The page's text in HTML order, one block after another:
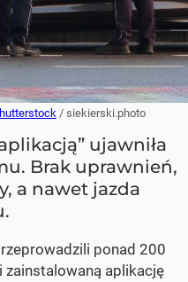
/ siekierski.photo
ujawniła
Brak uprawnień,
a nawet jazda
ponad 200
aplikację